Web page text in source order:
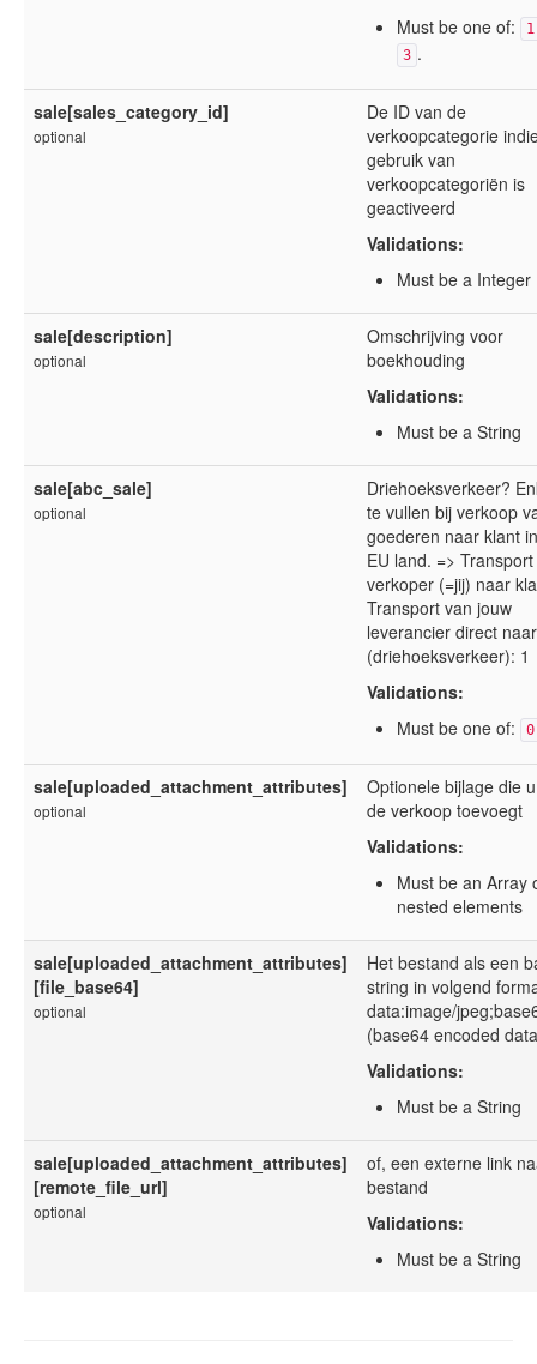
Must be one of:
1
3 .
sale[sales_category_id]
optional
De ID van de
verkoopcategorie
gebruik van
verkoopcategoriën is
geactiveerd
Validations:
Must be a Integer
sale[description]
optional
Omschrijving voor
boekhouding
Validations:
Must be a String
sale[abc_sale]
optional
Driehoeksverkeer?
te vullen bij verkoop
goederen naar klant
EU land. =>
verkoper (=jij) naar
Transport van jouw
leverancier direct
(driehoeksverkeer): 1
Validations:
Must be one of:
0
sale[uploaded_attachment_attributes]
optional
Optionele bijlage die
de verkoop toevoegt
Validations:
Must be an Array
nested elements
sale[uploaded_attachment_attributes]
[file_base64]
optional
Het bestand als een
string in volgend
data:image/
(base64 encoded
Validations:
Must be a String
sale[uploaded_attachment_attributes]
[remote_file_url]
optional
of, een externe link
bestand
Validations:
Must be a String